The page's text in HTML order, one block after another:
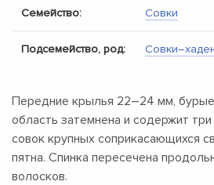
Семейство: Совки
Подсемейство, род:
Передние крылья 22–24 мм,
область затемнена и содержит
совок крупных соприкасающихся
пятна. Спинка пересечена
волосков.